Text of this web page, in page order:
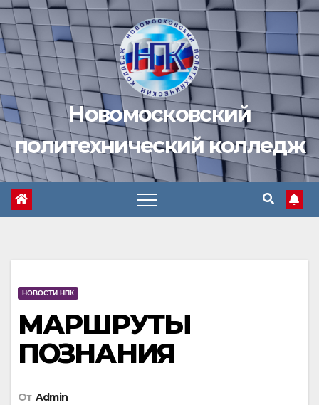
Перейти
к
содержимому
Новомосковский
политехнический колледж
НОВОСТИ НПК
МАРШРУТЫ
ПОЗНАНИЯ
От Admin